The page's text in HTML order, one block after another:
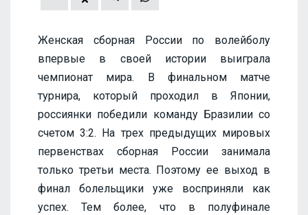
Женская сборная России по волейболу
впервые в своей истории выиграла
чемпионат мира. В финальном матче
турнира, который проходил в Японии,
россиянки победили команду Бразилии со
счетом 3:2. На трех предыдущих мировых
первенствах сборная России занимала
только третьи места. Поэтому ее выход в
финал болельщики уже восприняли как
успех. Тем более, что в полуфинале